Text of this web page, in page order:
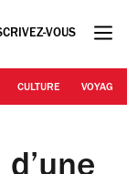
VOUS
CULTURE VOYAGE